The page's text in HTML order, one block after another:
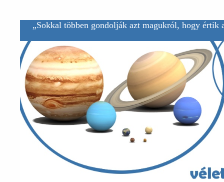
„Sokkal többen gondolják azt magukról, hogy